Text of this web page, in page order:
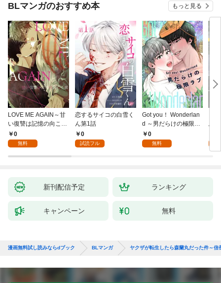
BLマンガのおすすめ本 もっと見る
LOVE ME AGAIN～甘
い復讐は記憶の向こう
側～(1)
0
無料
恋するサイコの白雪く
ん第1話
0
試読フル
Got you！ Wonderlan
d ～男だらけの極限ラ
ブ～(1)
0
無料
新刊配信予定 ランキング
キャンペーン 無料
漫画無料試し読みならdブック BLマンガ ヤクザが転生したら森蘭丸だった件～